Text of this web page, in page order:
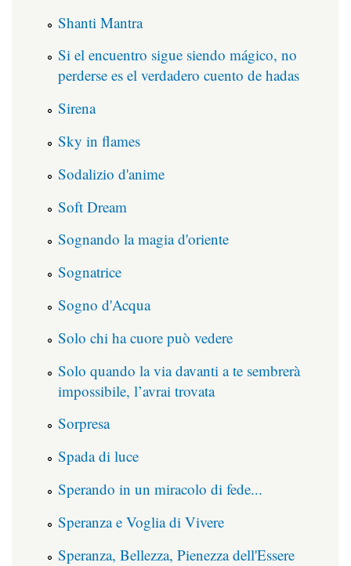
Shanti Mantra
Si el encuentro sigue siendo mágico, no
perderse es el verdadero cuento de hadas
Sirena
Sky in flames
Sodalizio d'anime
Soft Dream
Sognando la magia d'oriente
Sognatrice
Sogno d'Acqua
Solo chi ha cuore può vedere
Solo quando la via davanti a te sembrerà
impossibile, l’avrai trovata
Sorpresa
Spada di luce
Sperando in un miracolo di fede...
Speranza e Voglia di Vivere
Speranza, Bellezza, Pienezza dell'Essere